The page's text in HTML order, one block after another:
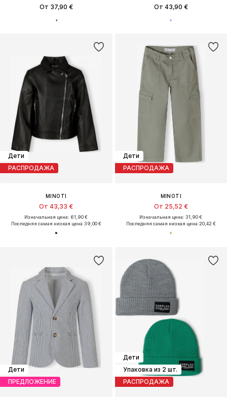
От 37,90 € От 43,90 €
Дети
РАСПРОДАЖА
MINOTI
От 43,33 €
Изначальная цена: 61,90 €
Последняя самая низкая цена:39,00 €
Дети
РАСПРОДАЖА
MINOTI
От 25,52 €
Изначальная цена: 31,90 €
Последняя самая низкая цена:20,42 €
Дети
ПРЕДЛОЖЕНИЕ
Дети
Упаковка из 2 шт.
РАСПРОДАЖА